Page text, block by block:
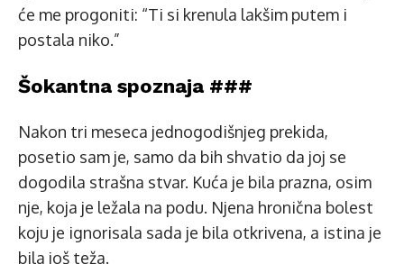
će me progoniti: “Ti si krenula lakšim putem i
postala niko.”
Šokantna spoznaja ###
Nakon tri meseca jednogodišnjeg prekida,
posetio sam je, samo da bih shvatio da joj se
dogodila strašna stvar. Kuća je bila prazna, osim
nje, koja je ležala na podu. Njena hronična bolest
koju je ignorisala sada je bila otkrivena, a istina je
bila još teža.